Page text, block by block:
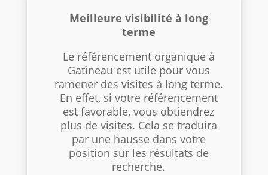
Meilleure visibilité à long
terme
Le référencement organique à
Gatineau est utile pour vous
ramener des visites à long terme.
En effet, si votre référencement
est favorable, vous obtiendrez
plus de visites. Cela se traduira
par une hausse dans votre
position sur les résultats de
recherche.